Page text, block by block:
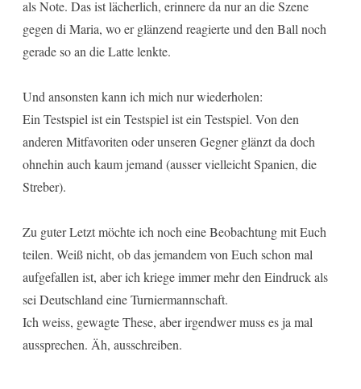
als Note. Das ist lächerlich, erinnere da nur an die Szene
gegen di Maria, wo er glänzend reagierte und den Ball noch
gerade so an die Latte lenkte.
Und ansonsten kann ich mich nur wiederholen:
Ein Testspiel ist ein Testspiel ist ein Testspiel. Von den
anderen Mitfavoriten oder unseren Gegner glänzt da doch
ohnehin auch kaum jemand (ausser vielleicht Spanien, die
Streber).
Zu guter Letzt möchte ich noch eine Beobachtung mit Euch
teilen. Weiß nicht, ob das jemandem von Euch schon mal
aufgefallen ist, aber ich kriege immer mehr den Eindruck als
sei Deutschland eine Turniermannschaft.
Ich weiss, gewagte These, aber irgendwer muss es ja mal
aussprechen. Äh, ausschreiben.